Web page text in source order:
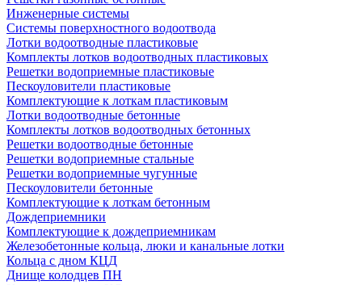
Инженерные системы
Системы поверхностного водоотвода
Лотки водоотводные пластиковые
Комплекты лотков водоотводных пластиковых
Решетки водоприемные пластиковые
Пескоуловители пластиковые
Комплектующие к лоткам пластиковым
Лотки водоотводные бетонные
Комплекты лотков водоотводных бетонных
Решетки водоотводные бетонные
Решетки водоприемные стальные
Решетки водоприемные чугунные
Пескоуловители бетонные
Комплектующие к лоткам бетонным
Дождеприемники
Комплектующие к дождеприемникам
Железобетонные кольца, люки и канальные лотки
Кольца с дном КЦД
Днище колодцев ПН